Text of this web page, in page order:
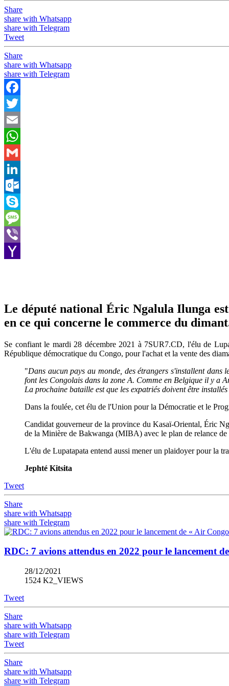
Share
share with Whatsapp
share with Telegram
Tweet
Share
share with Whatsapp
share with Telegram
Facebook
Twitter
Email
WhatsApp
Gmail
LinkedIn
Outlook.com
Skype
Message
Viber
Le député national Éric Ngalula Ilunga
en ce qui concerne le commerce du
Se confiant le mardi 28 décembre 2021 à 7SUR7.CD, l'élu de
République démocratique du Congo, pour l'achat et la vente des
"Dans aucun pays au monde, des étrangers s'installent
font les Congolais dans la zone A. Comme en Belgique il y a
La prochaine bataille est que les expatriés doivent être
Dans la foulée, cet élu de l'Union pour la Démocratie et le
Candidat gouverneur de la province du Kasaï-Oriental, Éric
de la Minière de Bakwanga (MIBA) avec le plan de relance
L'élu de Lupatapata entend aussi mener un plaidoyer pour la
Jephté Kitsita
Tweet
Share
share with Whatsapp
share with Telegram
RDC: 7 avions attendus en 2022 pour le lancement
28/12/2021
1524 K2_VIEWS
Tweet
Share
share with Whatsapp
share with Telegram
Tweet
Share
share with Whatsapp
share with Telegram